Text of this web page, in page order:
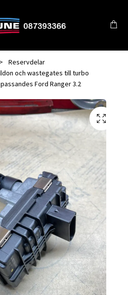
Reservdelar
och wastegates till turbo
Ford Ranger 3.2